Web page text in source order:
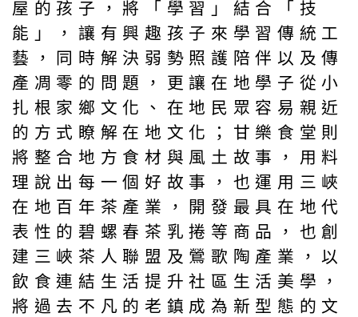
屋的孩子，將「學習」結合「技
能」，讓有興趣孩子來學習傳統工
藝，同時解決弱勢照護陪伴以及傳
產凋零的問題，更讓在地學子從小
扎根家鄉文化、在地民眾容易親近
的方式瞭解在地文化；甘樂食堂則
將整合地方食材與風土故事，用料
理說出每一個好故事，也運用三峽
在地百年茶產業，開發最具在地代
表性的碧螺春茶乳捲等商品，也創
建三峽茶人聯盟及鶯歌陶產業，以
飲食連結生活提升社區生活美學，
將過去不凡的老鎮成為新型態的文